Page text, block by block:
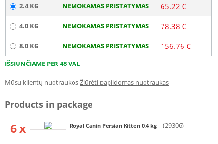
2.4 KG NEMOKAMAS PRISTATYMAS 65.22 €
4.0 KG NEMOKAMAS PRISTATYMAS 78.38 €
8.0 KG NEMOKAMAS PRISTATYMAS 156.76 €
IŠSIUNČIAME PER 48 VAL
Mūsų klientų nuotraukosŽiūrėti papildomas nuotraukas
Products in package
6 x Royal Canin Persian Kitten 0,4 kg (29306)